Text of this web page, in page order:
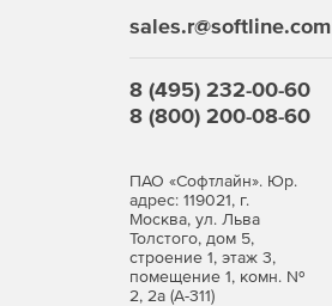
sales.r@softline.com
8 (495) 232-00-60
8 (800) 200-08-60
ПАО «Софтлайн». Юр.
адрес: 119021, г.
Москва, ул. Льва
Толстого, дом 5,
строение 1, этаж 3,
помещение 1, комн. №
2, 2а (А-311)